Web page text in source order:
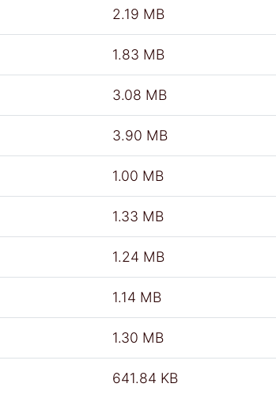
2.19 MB
1.83 MB
3.08 MB
3.90 MB
1.00 MB
1.33 MB
1.24 MB
1.14 MB
1.30 MB
641.84 KB